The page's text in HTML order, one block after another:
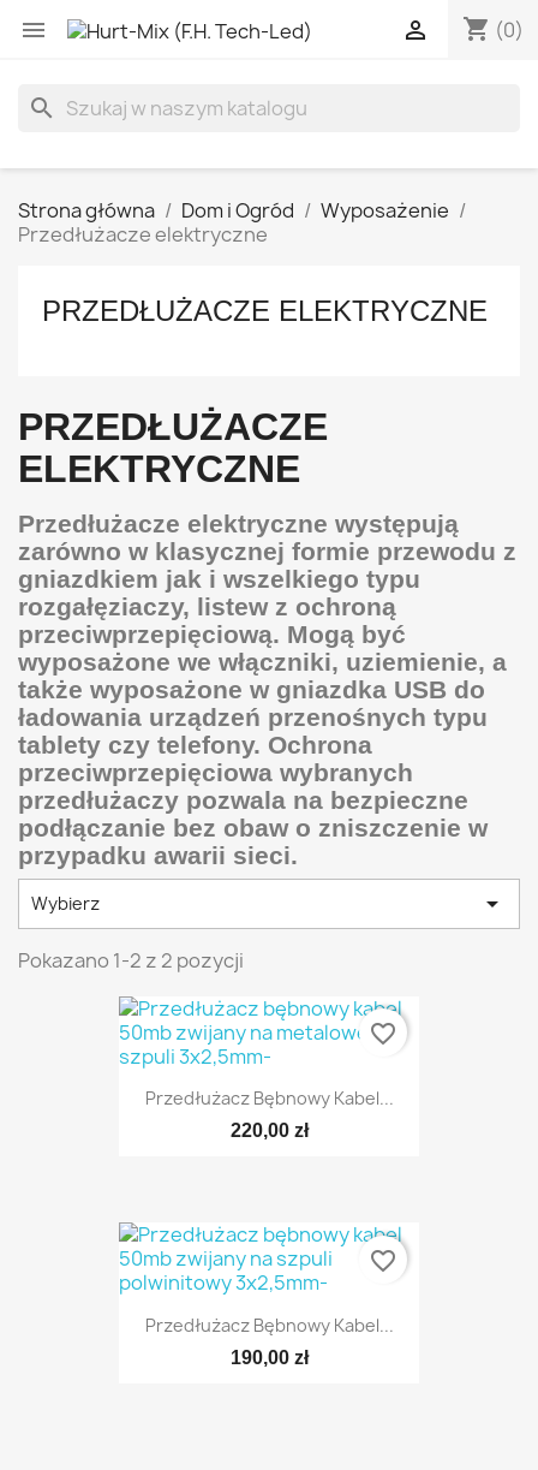
 shopping_cart (0)

search
Strona główna Dom i Ogród
Wyposażenie
Przedłużacze elektryczne
PRZEDŁUŻACZE ELEKTRYCZNE
PRZEDŁUŻACZE
ELEKTRYCZNE
Przedłużacze elektryczne występują
zarówno w klasycznej formie przewodu z
gniazdkiem jak i wszelkiego typu
rozgałęziaczy, listew z ochroną
przeciwprzepięciową. Mogą być
wyposażone we włączniki, uziemienie, a
także wyposażone w gniazdka USB do
ładowania urządzeń przenośnych typu
tablety czy telefony. Ochrona
przeciwprzepięciowa wybranych
przedłużaczy pozwala na bezpieczne
podłączanie bez obaw o zniszczenie w
przypadku awarii sieci.
Wybierz 
Pokazano 1-2 z 2 pozycji
Przedłużacz Bębnowy Kabel...
220,00 zł
favorite_border
Przedłużacz Bębnowy Kabel...
190,00 zł
favorite_border